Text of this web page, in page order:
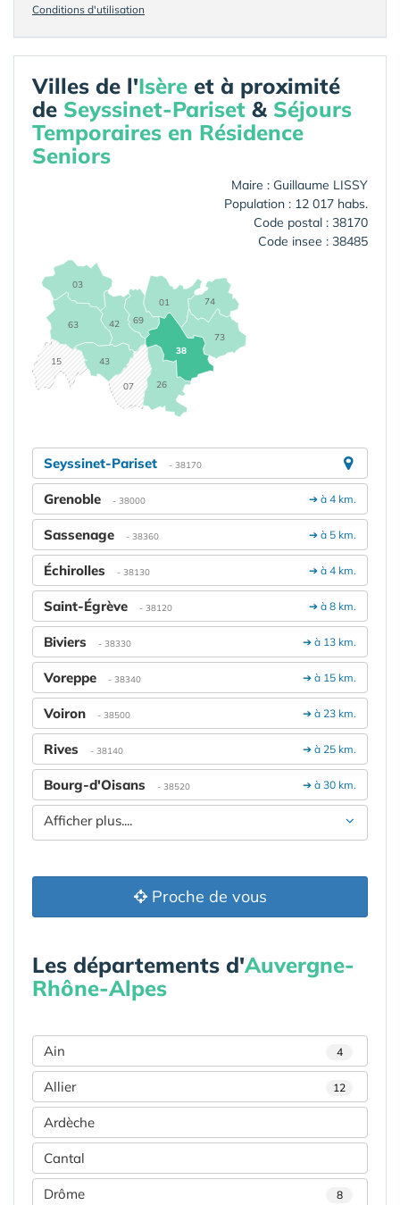
Conditions d'utilisation
Villes de l'Isère et à proximité
de Seyssinet-Pariset & Séjours
Temporaires en Résidence
Seniors
Maire : Guillaume LISSY
Population : 12 017 habs.
Code postal : 38170
Code insee : 38485
01
03
07
15
26
38
42
43
63
69
73
74
Seyssinet-Pariset - 38170
➔ à 4 km.
Grenoble - 38000
➔ à 5 km.
Sassenage - 38360
➔ à 4 km.
Échirolles - 38130
➔ à 8 km.
Saint-Égrève - 38120
➔ à 13 km.
Biviers - 38330
➔ à 15 km.
Voreppe - 38340
➔ à 23 km.
Voiron - 38500
➔ à 25 km.
Rives - 38140
➔ à 30 km.
Bourg-d'Oisans - 38520
Afficher plus....
Proche de vous
Les départements d'Auvergne-
Rhône-Alpes
Ain 4
Allier 12
Ardèche
Cantal
Drôme 8